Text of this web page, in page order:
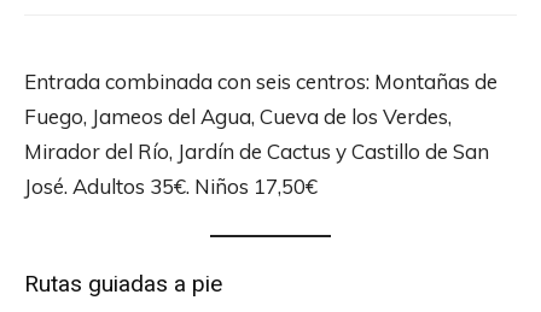
Entrada combinada con seis centros: Montañas de
Fuego, Jameos del Agua, Cueva de los Verdes,
Mirador del Río, Jardín de Cactus y Castillo de San
José. Adultos 35€. Niños 17,50€
Rutas guiadas a pie